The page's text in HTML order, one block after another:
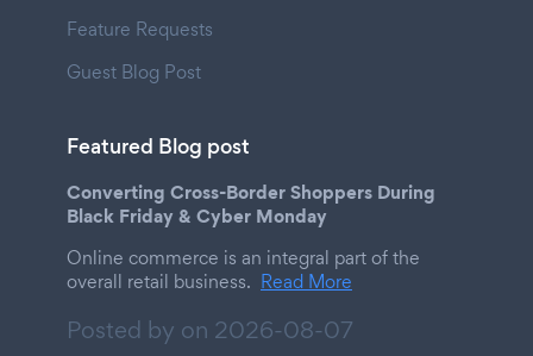
Feature Requests
Guest Blog Post
Featured Blog post
Converting Cross-Border Shoppers During
Black Friday & Cyber Monday
Online commerce is an integral part of the
overall retail business. Read More
Posted by on 2026-08-07